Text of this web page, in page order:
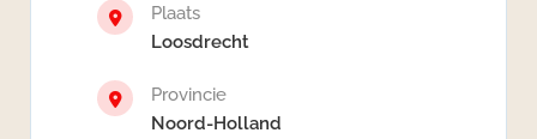
Plaats
Loosdrecht
Provincie
Noord-Holland